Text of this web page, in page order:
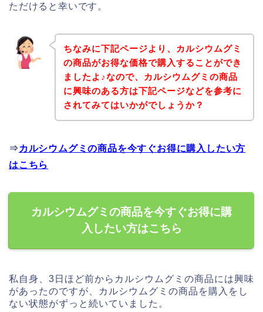
ただけると幸いです。
ちなみに下記ページより、カルシウムグミ
の商品がお得な価格で購入することができ
ましたよ♪なので、カルシウムグミの商品
に興味のある方は下記ページなどを参考に
されてみてはいかがでしょうか？
⇒ カルシウムグミの商品を今すぐお得に購入したい方
はこちら
カルシウムグミの商品を今すぐお得に購
入したい方はこちら
私自身、3日ほど前からカルシウムグミの商品には興味
があったのですが、カルシウムグミの商品を購入をし
ない状態がずっと続いていました。